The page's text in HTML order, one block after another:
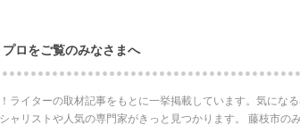
ロをご覧のみなさまへ
ライターの取材記事をもとに一挙掲載しています。気にな
リストや人気の専門家がきっと見つかります。 藤枝市の